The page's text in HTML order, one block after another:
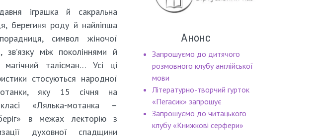
іграшка й сакральна
берегиня роду й найліпша
порадниця, символ жіночої
зв’язку між поколіннями й
магічний талісман… Усі ці
стосуються народної
яку 15 січня на
класі «Лялька-мотанка –
в межах лекторію з
духовної спадщини
Анонс
Запрошуємо до дитячого
розмовного клубу англійської
мови
Літературно-творчий гурток
«Пегасик» запрошує
Запрошуємо до читацького
клубу «Книжкові серфери»